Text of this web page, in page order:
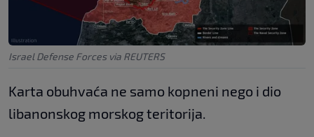
Israel Defense Forces via REUTERS
Karta obuhvaća ne samo kopneni nego i dio
libanonskog morskog teritorija.